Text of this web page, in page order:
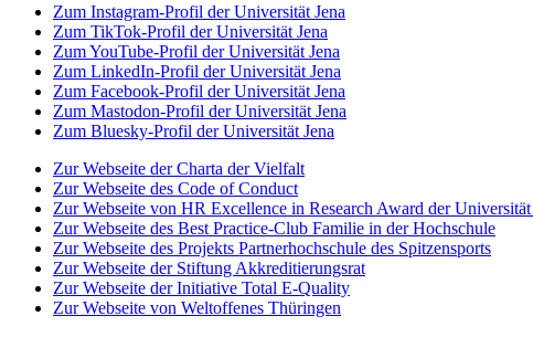
Zum Instagram-Profil der Universität Jena
Zum TikTok-Profil der Universität Jena
Zum YouTube-Profil der Universität Jena
Zum LinkedIn-Profil der Universität Jena
Zum Facebook-Profil der Universität Jena
Zum Mastodon-Profil der Universität Jena
Zum Bluesky-Profil der Universität Jena
Zur Webseite der Charta der Vielfalt
Zur Webseite des Code of Conduct
Zur Webseite von HR Excellence in Research Award der Universität
Zur Webseite des Best Practice-Club Familie in der Hochschule
Zur Webseite des Projekts Partnerhochschule des Spitzensports
Zur Webseite der Stiftung Akkreditierungsrat
Zur Webseite der Initiative Total E-Quality
Zur Webseite von Weltoffenes Thüringen